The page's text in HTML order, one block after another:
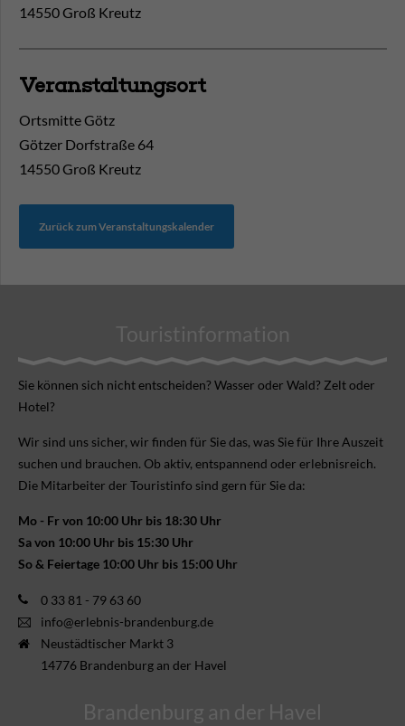
14550 Groß Kreutz
Veranstaltungsort
Ortsmitte Götz
Götzer Dorfstraße 64
14550Groß Kreutz
Zurück zum Veranstaltungskalender
Touristinformation
Sie können sich nicht ent­scheiden? Wasser oder Wald? Zelt oder
Hotel?
Wir sind uns sicher, wir finden für Sie das, was Sie für Ihre Aus­zeit
suchen und brauchen. Ob aktiv, ent­spannend oder erlebnis­reich.
Die Mitarbeiter der Touristinfo sind gern für Sie da:
Mo - Fr von 10:00 Uhr bis 18:30 Uhr
Sa von 10:00 Uhr bis 15:30 Uhr
So & Feiertage 10:00 Uhr bis 15:00 Uhr
0 33 81 - 79 63 60
info@erlebnis-brandenburg.de
Neustädtischer Markt 3
14776 Brandenburg an der Havel
Brandenburg an der Havel